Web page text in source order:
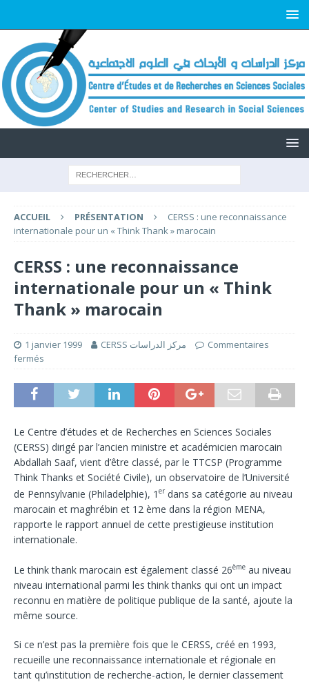
ACCUEIL PRÉSENTATION
CERSS : une reconnaissance
internationale pour un « Think Thank » marocain
CERSS : une reconnaissance
internationale pour un « Think
Thank » marocain
1 janvier 1999 CERSS مركز الدراسات
Commentaires
fermés
Le Centre d’études et de Recherches en Sciences Sociales
(CERSS) dirigé par l’ancien ministre et académicien marocain
Abdallah Saaf, vient d’être classé, par le TTCSP (Programme
Think Thanks et Société Civile), un observatoire de l’Université
de Pennsylvanie (Philadelphie), 1 er dans sa catégorie au niveau
marocain et maghrébin et 12 ème dans la région MENA,
rapporte le rapport annuel de cette prestigieuse institution
internationale.
Le think thank marocain est également classé 26ème au niveau
niveau international parmi les think thanks qui ont un impact
reconnu en matière de politique publique de la santé, ajoute la
même source.
Si ce n’est pas la première fois que le CERSS, créé en 1993,
recueille une reconnaissance internationale et régionale en
tant qu’institution de recherche-action, le dernier classement